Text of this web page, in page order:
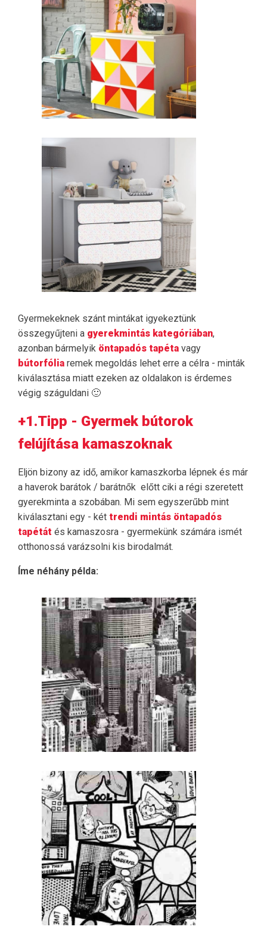
Gyermekeknek szánt mintákat igyekeztünk
összegyűjteni a gyerekmintás kategóriában,
azonban bármelyik öntapadós tapéta vagy
bútorfólia remek megoldás lehet erre a célra - minták
kiválasztása miatt ezeken az oldalakon is érdemes
végig száguldani 🙂
+1.Tipp - Gyermek bútorok
felújítása kamaszoknak
Eljön bizony az idő, amikor kamaszkorba lépnek és már
a haverok barátok / barátnők előtt ciki a régi szeretett
gyerekminta a szobában. Mi sem egyszerűbb mint
kiválasztani egy - két trendi mintás öntapadós
tapétát és kamaszosra - gyermekünk számára ismét
otthonossá varázsolni kis birodalmát.
Íme néhány példa: